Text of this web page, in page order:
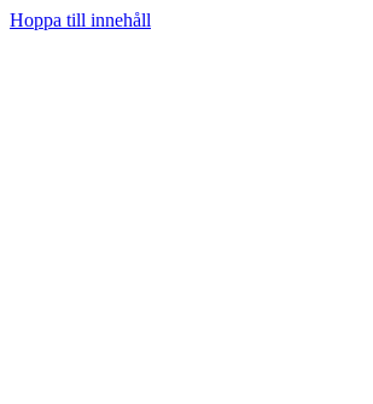
Hoppa till innehåll